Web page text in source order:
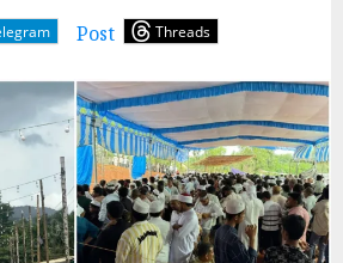
Post Threads